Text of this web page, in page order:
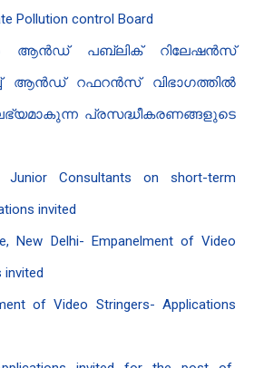
Pollution control Board
ആൻഡ് പബ്ലിക് റിലേഷൻസ്
ആൻഡ് റഫറൻസ് വിഭാഗത്തിൽ
പ്രസദ്ധീകരണങ്ങളുടെ
Junior Consultants on short-term
invited
New Delhi- Empanelment of Video
invited
of Video Stringers- Applications